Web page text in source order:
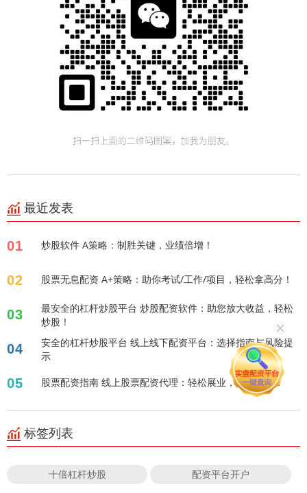
最近发表
01 炒股软件 A策略：制胜关键，业绩倍增！
02 股票无息配资 A+策略：助你考试/工作/项目，轻松拿高分！
03
最安全的杠杆炒股平台 炒股配资软件：助您放大收益，轻松
炒股！
04
安全的杠杆炒股平台 线上线下配资平台：选择指南与风险提
示
05 股票配资指南 线上股票配资代理：轻松展业，共享财富！
标签列表
十倍杠杆炒股 配资平台开户